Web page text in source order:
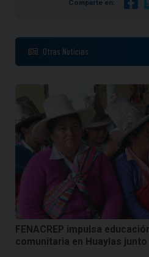
Comparte en:
Otras Noticias
FENACREP impulsa
comunitaria en Huaylas